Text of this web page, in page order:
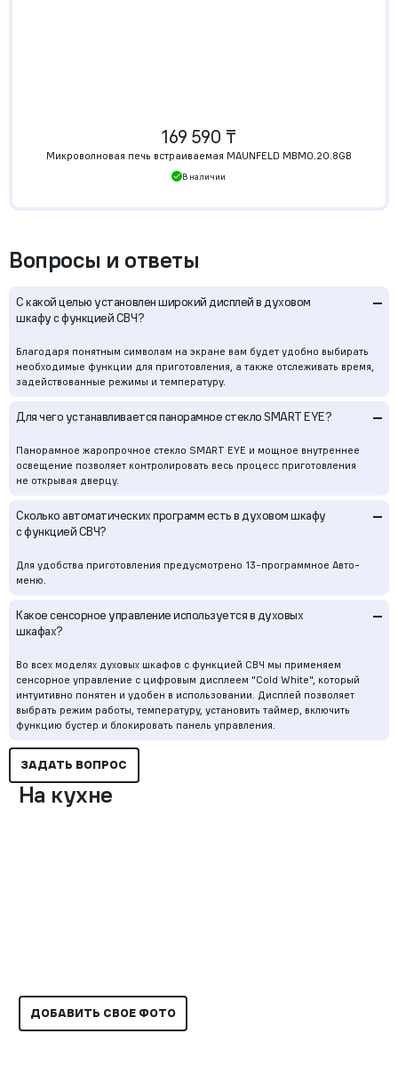
Вопросы и ответы
С какой целью установлен широкий дисплей в духовом
шкафу с функцией СВЧ?
–
Благодаря понятным символам на экране вам будет удобно выбирать
необходимые функции для приготовления, а также отслеживать время,
задействованные режимы и температуру.
Для чего устанавливается панорамное стекло SMART EYE? –
Панорамное жаропрочное стекло SMART EYE и мощное внутреннее
освещение позволяет контролировать весь процесс приготовления
не открывая дверцу.
Сколько автоматических программ есть в духовом шкафу
с функцией СВЧ?
–
Для удобства приготовления предусмотрено 13-программное Авто-
меню.
Какое сенсорное управление используется в духовых
шкафах?
–
Во всех моделях духовых шкафов с функцией СВЧ мы применяем
сенсорное управление с цифровым дисплеем "Cold White", который
интуитивно понятен и удобен в использовании. Дисплей позволяет
выбрать режим работы, температуру, установить таймер, включить
функцию бустер и блокировать панель управления.
ЗАДАТЬ ВОПРОС
169 590 ₸
Микроволновая печь встраиваемая MAUNFELD MBMO.20.8GB
В наличии
На кухне
ДОБАВИТЬ СВОЕ ФОТО